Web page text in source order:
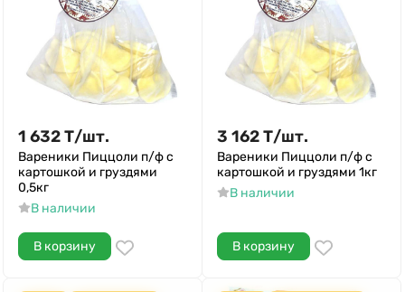
1 632Т/шт.
Вареники Пиццоли п/ф с
картошкой и груздями
0,5кг
В наличии
В корзину
3 162Т/шт.
Вареники Пиццоли п/ф с
картошкой и груздями 1кг
В наличии
В корзину